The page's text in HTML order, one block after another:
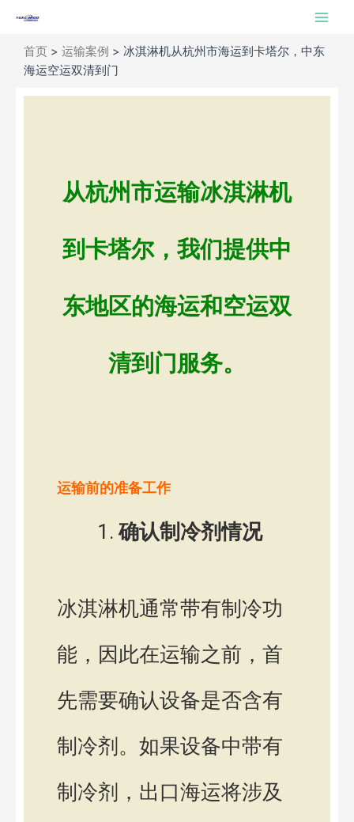
Main
首页 > 运输案例 > 冰淇淋机从杭州市海运到卡塔尔，中东
海运空运双清到门
从杭州市运输冰淇淋机
到卡塔尔，我们提供中
东地区的海运和空运双
清到门服务。
运输前的准备工作
确认制冷剂情况
冰淇淋机通常带有制冷功
能，因此在运输之前，首
先需要确认设备是否含有
制冷剂。如果设备中带有
制冷剂，出口海运将涉及